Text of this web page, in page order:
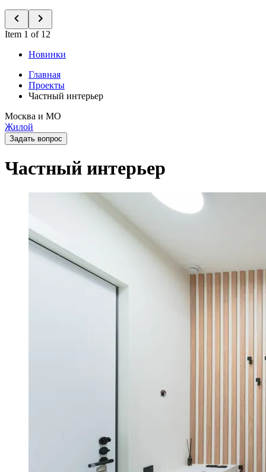
Item 1 of 12
Новинки
Главная
Проекты
Частный интерьер
Москва и МО
Жилой
Задать вопрос
Частный интерьер